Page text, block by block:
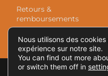
Retours &
remboursements
Nous contacter
Nous utilisons des
expérience sur notre site.
You can find out more
or switch them off in